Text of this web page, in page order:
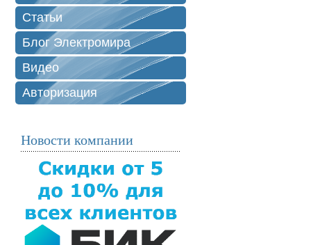
Статьи
Блог Электромира
Видео
Авторизация
Новости компании